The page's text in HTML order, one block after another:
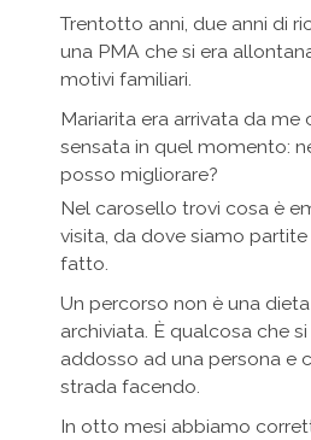
Trentotto anni, due anni di
una PMA che si era
motivi familiari.
Mariarita era arrivata da
sensata in quel momento:
posso migliorare?
Nel carosello trovi cosa è
visita, da dove siamo
fatto.
Un percorso non è una
archiviata. È qualcosa che
addosso ad una persona e
strada facendo.
In otto mesi abbiamo